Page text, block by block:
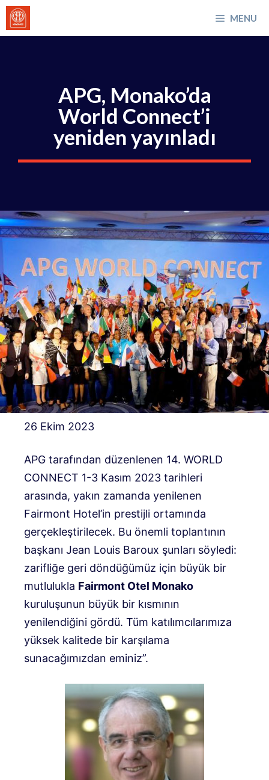
İçeriğe
atla
MENU
APG, Monako’da
World Connect’i
yeniden yayınladı
26 Ekim 2023
APG tarafından düzenlenen 14. WORLD
CONNECT 1-3 Kasım 2023 tarihleri ​​
arasında, yakın zamanda yenilenen
Fairmont Hotel’in prestijli ortamında
gerçekleştirilecek. Bu önemli toplantının
başkanı Jean Louis Baroux şunları söyledi:
zarifliğe geri döndüğümüz için büyük bir
mutlulukla Fairmont Otel Monako
kuruluşunun büyük bir kısmının
yenilendiğini gördü. Tüm katılımcılarımıza
yüksek kalitede bir karşılama
sunacağımızdan eminiz”.